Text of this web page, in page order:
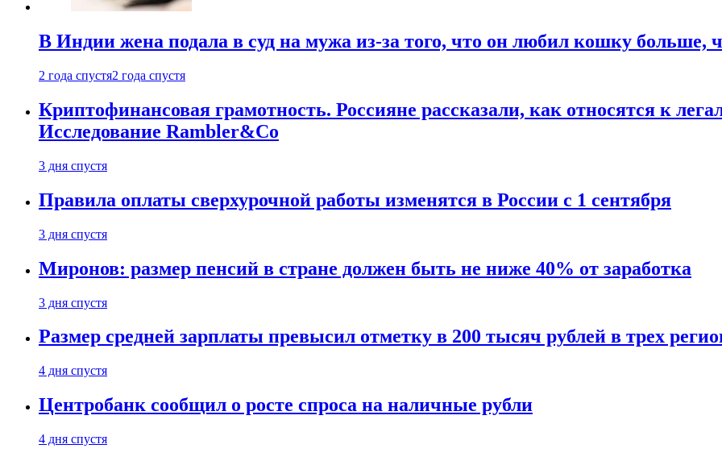
В Индии жена подала в суд на мужа из-за того, что он любил кошку больше,
2 года спустя2 года спустя
Криптофинансовая грамотность. Россияне рассказали, как относятся к
Исследование Rambler&Co
3 дня спустя
Правила оплаты сверхурочной работы изменятся в России с 1 сентября
3 дня спустя
Миронов: размер пенсий в стране должен быть не ниже 40% от заработка
3 дня спустя
Размер средней зарплаты превысил отметку в 200 тысяч рублей в трех
4 дня спустя
Центробанк сообщил о росте спроса на наличные рубли
4 дня спустя